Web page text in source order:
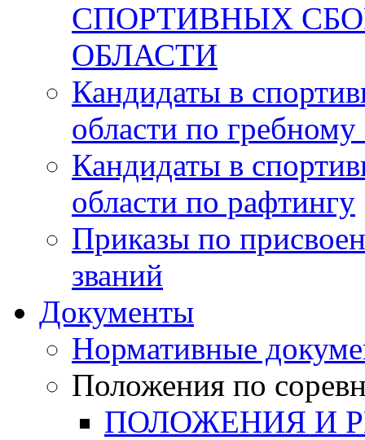
СПОРТИВНЫХ
ОБЛАСТИ
Кандидаты в
области по
Кандидаты в
области по рафтингу
Приказы по
званий
Документы
Нормативные
Положения по
ПОЛОЖЕНИЯ И